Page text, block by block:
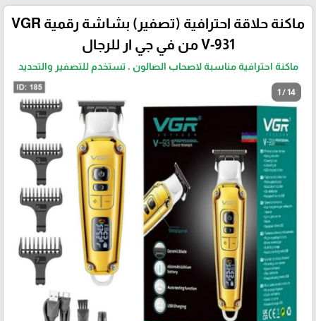
ماكنة حلاقة احترافية (تصفير) بشاشة رقمية VGR
V-931 من في جي ار للرجال
ماكنة احترافية مناسبة لاصحاب الصالون ، تستخدم للتصفير والتحديد
1 / 14